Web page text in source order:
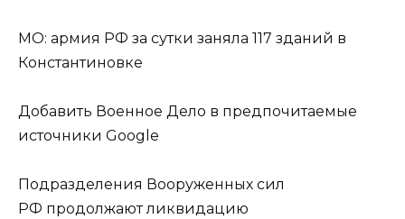
МО: армия РФ за сутки заняла 117 зданий в
Константиновке
Добавить Военное Дело в предпочитаемые
источники Google
Подразделения Вооруженных сил
РФ продолжают ликвидацию